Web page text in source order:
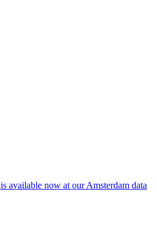
available now at our Amsterdam data